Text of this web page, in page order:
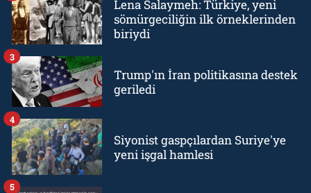
Lena Salaymeh: Türkiye, yeni
sömürgeciliğin ilk örneklerinden
biriydi
Trump'ın İran politikasına destek
geriledi
3
Siyonist gaspçılardan Suriye'ye
yeni işgal hamlesi
4
5